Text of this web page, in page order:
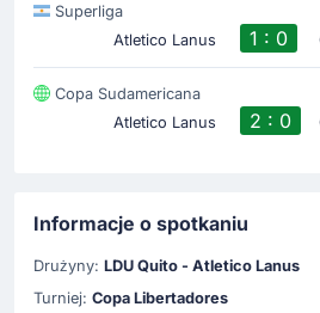
Superliga
Atletico Lanus
1 : 0
Copa Sudamericana
Atletico Lanus
2 : 0
Informacje o spotkaniu
Drużyny: LDU Quito - Atletico Lanus
Turniej: Copa Libertadores